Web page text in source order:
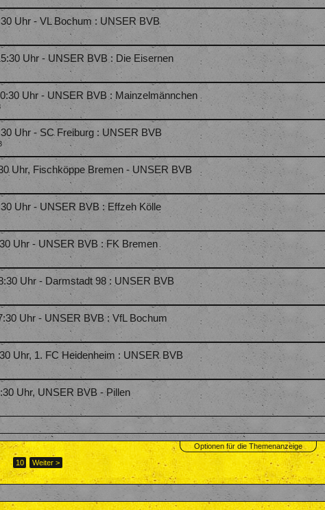
Uhr - VL Bochum : UNSER BVB
Uhr - UNSER BVB : Die Eisernen
Uhr - UNSER BVB : Mainzelmännchen
Uhr - SC Freiburg : UNSER BVB
Uhr, Fischköppe Bremen - UNSER BVB
Uhr - UNSER BVB : Effzeh Kölle
Uhr - UNSER BVB : FK Bremen
Uhr - Darmstadt 98 : UNSER BVB
Uhr - UNSER BVB : VfL Bochum
Uhr, 1. FC Heidenheim : UNSER BVB
Uhr, UNSER BVB - Pillen
Optionen für die Themenanzeige
→ 10 Weiter >